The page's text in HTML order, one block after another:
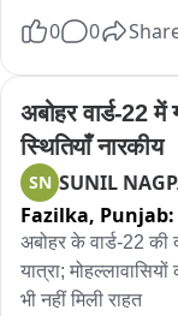
0
0
अबोहर वार्ड-22 में
स्थितियाँ नारकीय
SN SUNIL
Fazilka, Punjab:
अबोहर के वार्ड-22 की
यात्रा;
भी नहीं मिली राहत